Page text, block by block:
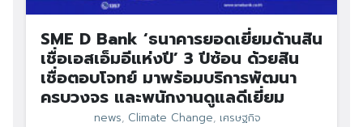
SME D Bank ‘ธนาคารยอดเยี่ยมด้านสิน
เชื่อเอสเอ็มอีแห่งปี’ 3 ปีซ้อน ด้วยสิน
เชื่อตอบโจทย์ มาพร้อมบริการพัฒนา
ครบวงจร และพนักงานดูแลดีเยี่ยม
news, Climate Change, เศรษฐกิจ